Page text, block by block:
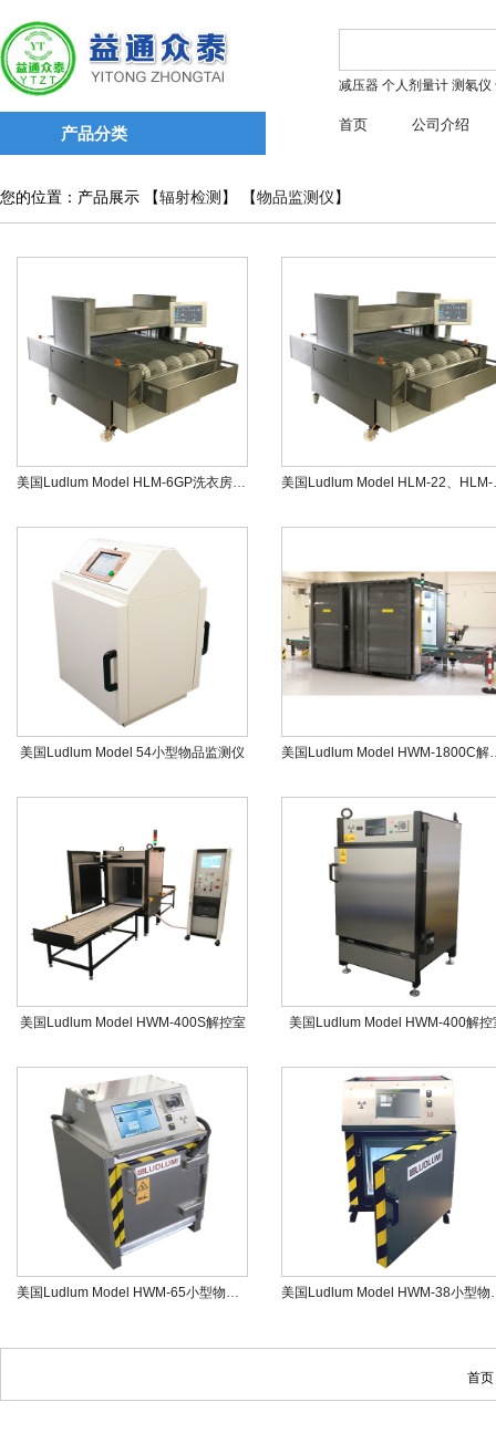
产品分类
减压器 个人剂量计 测氡仪
首页 公司介绍
您的位置：产品展示 【辐射检测 】 【物品监测仪 】
美国Ludlum Model HLM-6GP洗衣房监测仪 美国
美国Ludlum Model 54小型物品监测仪 美国
美国Ludlum Model HWM-400S解控室 美国Ludlum Model HWM-400解控
美国Ludlum Model HWM-65小型物品监测仪 美国
首